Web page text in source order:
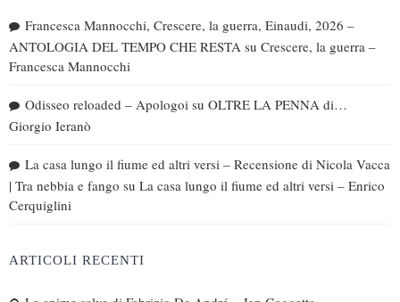
Francesca Mannocchi, Crescere, la guerra, Einaudi, 2026 –
ANTOLOGIA DEL TEMPO CHE RESTA su Crescere, la guerra –
Francesca Mannocchi
Odisseo reloaded – Apologoi su OLTRE LA PENNA di…
Giorgio Ieranò
La casa lungo il fiume ed altri versi – Recensione di Nicola Vacca
| Tra nebbia e fango su La casa lungo il fiume ed altri versi – Enrico
Cerquiglini
ARTICOLI RECENTI